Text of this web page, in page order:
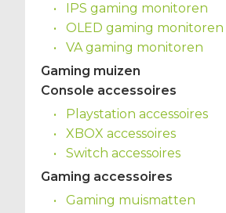
IPS gaming monitoren
OLED gaming monitoren
VA gaming monitoren
Gaming muizen
Console accessoires
Playstation accessoires
XBOX accessoires
Switch accessoires
Gaming accessoires
Gaming muismatten